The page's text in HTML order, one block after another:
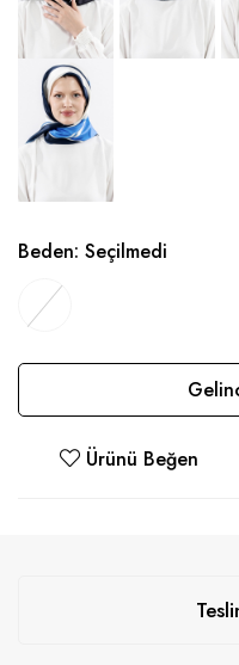
Beden: Seçilmedi
Ürünü Beğen